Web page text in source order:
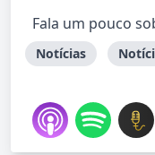
Fala um pouco
Notícias